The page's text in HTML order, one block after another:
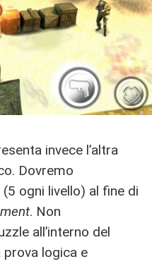
invece l’altra
Dovremo
ogni livello) al fine di
. Non
all’interno del
logica e